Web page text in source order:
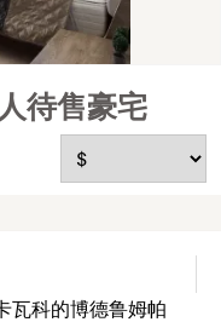
待售豪宅
瓦科的博德鲁姆帕